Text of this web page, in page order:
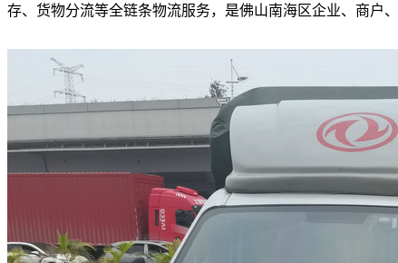
存、货物分流等全链条物流服务，是佛山南海区企业、商户